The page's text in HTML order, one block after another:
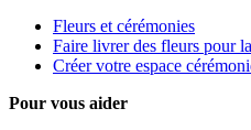
Fleurs et cérémonies
Faire livrer des fleurs pour
Créer votre espace
Pour vous aider